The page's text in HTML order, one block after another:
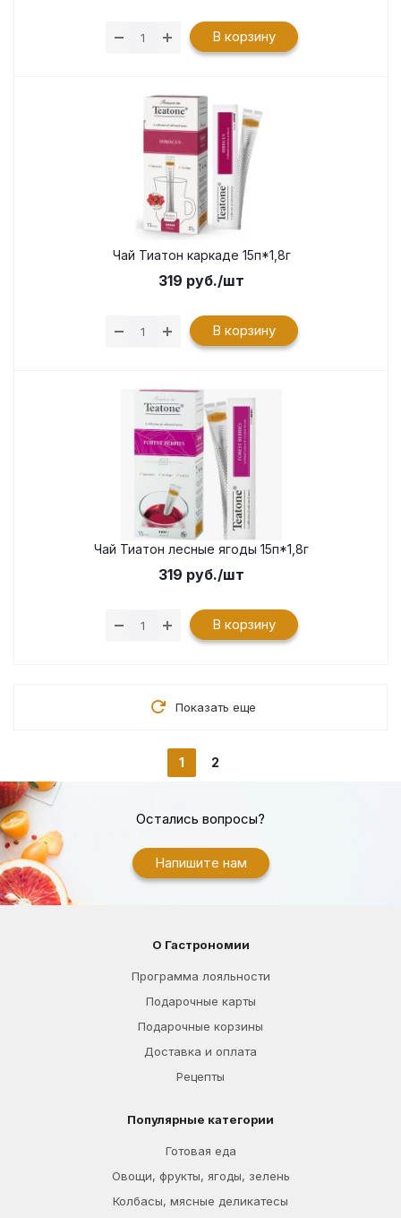
В корзину
Чай Тиатон каркаде 15п*1,8г
319 руб./шт
В корзину
Чай Тиатон лесные ягоды 15п*1,8г
319 руб./шт
В корзину
Показать еще
1 2
Остались вопросы?
Напишите нам
О Гастрономии
Программа лояльности
Подарочные карты
Подарочные корзины
Доставка и оплата
Рецепты
Популярные категории
Готовая еда
Овощи, фрукты, ягоды, зелень
Колбасы, мясные деликатесы